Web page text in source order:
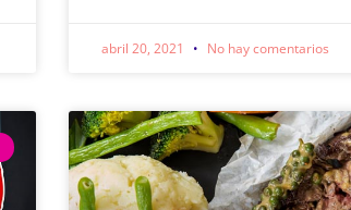
abril 20, 2021 No hay comentarios